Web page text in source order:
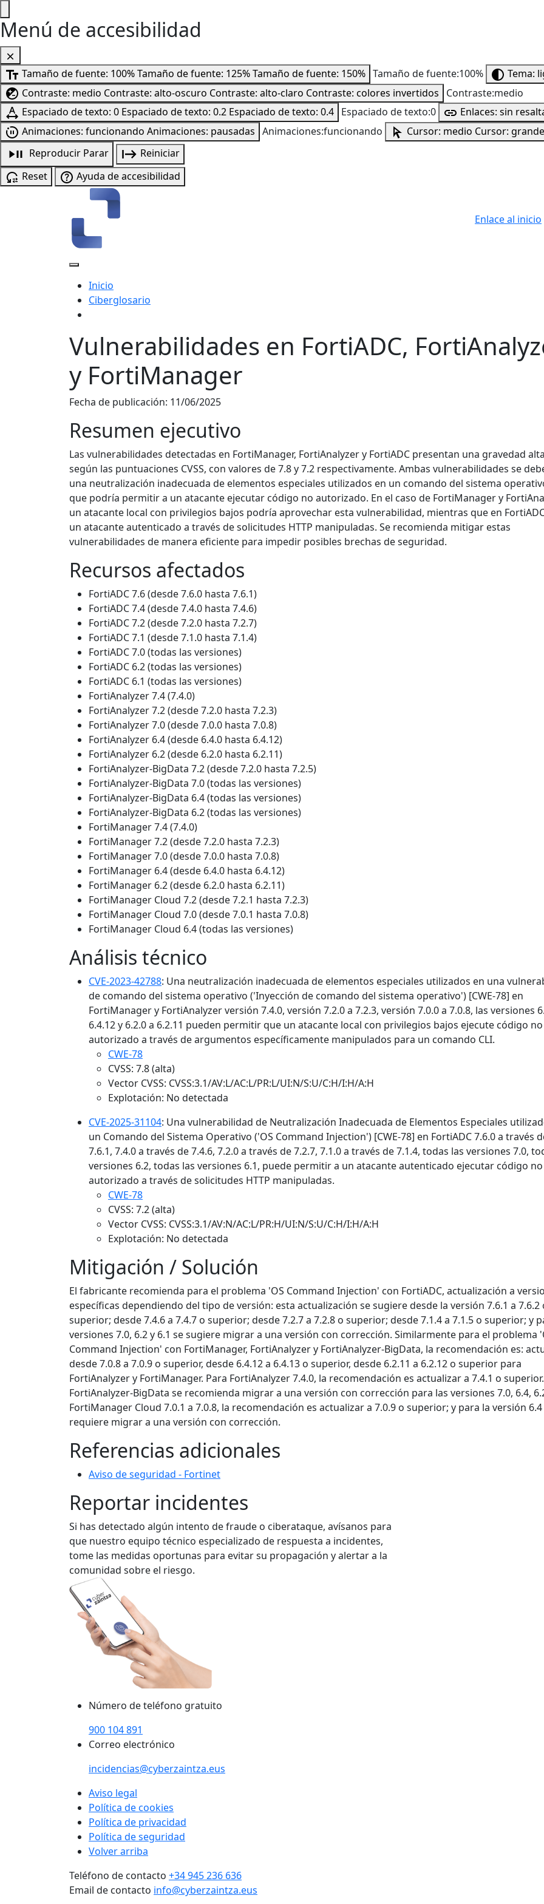
Menú de accesibilidad
Tamaño de fuente: 100%Tamaño de fuente: 125%Tamaño de fuente: 150% Tamaño de fuente:100% Tema:
Contraste: medio Contraste: alto-oscuro Contraste: alto-claro Contraste: colores invertidos
Contraste:medio
Espaciado de texto: 0 Espaciado de texto: 0.2 Espaciado de texto: 0.4 Espaciado de texto:0 Enlaces: sin
Animaciones: funcionando Animaciones: pausadas Animaciones:funcionando Cursor: medio Cursor: grande
Reproducir Parar
Reiniciar
Reset
Ayuda de accesibilidad
Enlace al inicio
Inicio
Ciberglosario
Vulnerabilidades en FortiADC,
y FortiManager
Fecha de publicación: 11/06/2025
Resumen ejecutivo
Las vulnerabilidades detectadas en FortiManager, FortiAnalyzer y FortiADC presentan una gravedad alta
según las puntuaciones CVSS, con valores de 7.8 y 7.2 respectivamente. Ambas vulnerabilidades se
una neutralización inadecuada de elementos especiales utilizados en un comando del sistema
que podría permitir a un atacante ejecutar código no autorizado. En el caso de FortiManager y
un atacante local con privilegios bajos podría aprovechar esta vulnerabilidad, mientras que en
un atacante autenticado a través de solicitudes HTTP manipuladas. Se recomienda mitigar estas
vulnerabilidades de manera eficiente para impedir posibles brechas de seguridad.
Recursos afectados
FortiADC 7.6 (desde 7.6.0 hasta 7.6.1)
FortiADC 7.4 (desde 7.4.0 hasta 7.4.6)
FortiADC 7.2 (desde 7.2.0 hasta 7.2.7)
FortiADC 7.1 (desde 7.1.0 hasta 7.1.4)
FortiADC 7.0 (todas las versiones)
FortiADC 6.2 (todas las versiones)
FortiADC 6.1 (todas las versiones)
FortiAnalyzer 7.4 (7.4.0)
FortiAnalyzer 7.2 (desde 7.2.0 hasta 7.2.3)
FortiAnalyzer 7.0 (desde 7.0.0 hasta 7.0.8)
FortiAnalyzer 6.4 (desde 6.4.0 hasta 6.4.12)
FortiAnalyzer 6.2 (desde 6.2.0 hasta 6.2.11)
FortiAnalyzer-BigData 7.2 (desde 7.2.0 hasta 7.2.5)
FortiAnalyzer-BigData 7.0 (todas las versiones)
FortiAnalyzer-BigData 6.4 (todas las versiones)
FortiAnalyzer-BigData 6.2 (todas las versiones)
FortiManager 7.4 (7.4.0)
FortiManager 7.2 (desde 7.2.0 hasta 7.2.3)
FortiManager 7.0 (desde 7.0.0 hasta 7.0.8)
FortiManager 6.4 (desde 6.4.0 hasta 6.4.12)
FortiManager 6.2 (desde 6.2.0 hasta 6.2.11)
FortiManager Cloud 7.2 (desde 7.2.1 hasta 7.2.3)
FortiManager Cloud 7.0 (desde 7.0.1 hasta 7.0.8)
FortiManager Cloud 6.4 (todas las versiones)
Análisis técnico
CVE-2023-42788: Una neutralización inadecuada de elementos especiales utilizados en una
de comando del sistema operativo ('Inyección de comando del sistema operativo') [CWE-78] en
FortiManager y FortiAnalyzer versión 7.4.0, versión 7.2.0 a 7.2.3, versión 7.0.0 a 7.0.8, las versiones
6.4.12 y 6.2.0 a 6.2.11 pueden permitir que un atacante local con privilegios bajos ejecute código no
autorizado a través de argumentos específicamente manipulados para un comando CLI.
CWE-78
CVSS: 7.8 (alta)
Vector CVSS: CVSS:3.1/AV:L/AC:L/PR:L/UI:N/S:U/C:H/I:H/A:H
Explotación: No detectada
CVE-2025-31104: Una vulnerabilidad de Neutralización Inadecuada de Elementos Especiales
un Comando del Sistema Operativo ('OS Command Injection') [CWE-78] en FortiADC 7.6.0 a través
7.6.1, 7.4.0 a través de 7.4.6, 7.2.0 a través de 7.2.7, 7.1.0 a través de 7.1.4, todas las versiones 7.0,
versiones 6.2, todas las versiones 6.1, puede permitir a un atacante autenticado ejecutar código no
autorizado a través de solicitudes HTTP manipuladas.
CWE-78
CVSS: 7.2 (alta)
Vector CVSS: CVSS:3.1/AV:N/AC:L/PR:H/UI:N/S:U/C:H/I:H/A:H
Explotación: No detectada
Mitigación / Solución
El fabricante recomienda para el problema 'OS Command Injection' con FortiADC, actualización a
específicas dependiendo del tipo de versión: esta actualización se sugiere desde la versión 7.6.1 a 7.6.2
superior; desde 7.4.6 a 7.4.7 o superior; desde 7.2.7 a 7.2.8 o superior; desde 7.1.4 a 7.1.5 o superior; y
versiones 7.0, 6.2 y 6.1 se sugiere migrar a una versión con corrección. Similarmente para el problema
Command Injection' con FortiManager, FortiAnalyzer y FortiAnalyzer-BigData, la recomendación es:
desde 7.0.8 a 7.0.9 o superior, desde 6.4.12 a 6.4.13 o superior, desde 6.2.11 a 6.2.12 o superior para
FortiAnalyzer y FortiManager. Para FortiAnalyzer 7.4.0, la recomendación es actualizar a 7.4.1 o
FortiAnalyzer-BigData se recomienda migrar a una versión con corrección para las versiones 7.0, 6.4,
FortiManager Cloud 7.0.1 a 7.0.8, la recomendación es actualizar a 7.0.9 o superior; y para la versión 6.4
requiere migrar a una versión con corrección.
Referencias adicionales
Aviso de seguridad - Fortinet
Reportar incidentes
Si has detectado algún intento de fraude o ciberataque, avísanos para
que nuestro equipo técnico especializado de respuesta a incidentes,
tome las medidas oportunas para evitar su propagación y alertar a la
comunidad sobre el riesgo.
Número de teléfono gratuito
900 104 891
Correo electrónico
incidencias@cyberzaintza.eus
Aviso legal
Política de cookies
Política de privacidad
Política de seguridad
Volver arriba
Teléfono de contacto +34 945 236 636
Email de contacto info@cyberzaintza.eus